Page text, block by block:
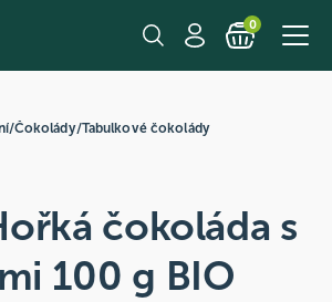
0
/Čokolády/Tabulkové čokolády
čokoláda s
100 g BIO